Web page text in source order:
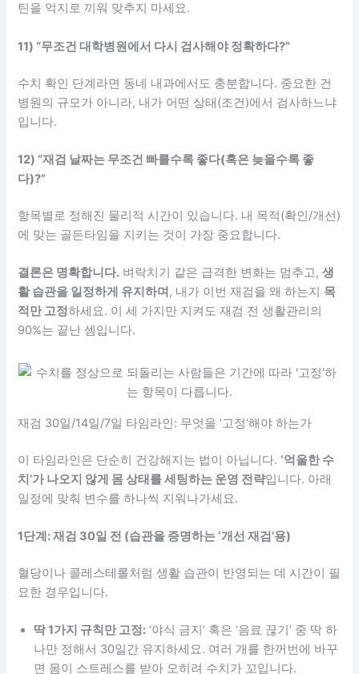
틴을 억지로 끼워 맞추지 마세요.
11) “무조건 대학병원에서 다시 검사해야 정확하다?”
수치 확인 단계라면 동네 내과에서도 충분합니다. 중요한 건
병원의 규모가 아니라, 내가 어떤 상태(조건)에서 검사하느냐
입니다.
12) “재검 날짜는 무조건 빠를수록 좋다(혹은 늦을수록 좋
다)?”
항목별로 정해진 물리적 시간이 있습니다. 내 목적(확인/개선)
에 맞는 골든타임을 지키는 것이 가장 중요합니다.
결론은 명확합니다. 벼락치기 같은 급격한 변화는 멈추고,생
활 습관을 일정하게 유지하며 , 내가 이번 재검을 왜 하는지 목
적만 고정하세요. 이 세 가지만 지켜도 재검 전 생활관리의
90%는 끝난 셈입니다.
재검 30일/14일/7일 타임라인: 무엇을 ‘고정’해야 하는가
이 타임라인은 단순히 건강해지는 법이 아닙니다. ‘억울한 수
치’가 나오지 않게 몸 상태를 세팅하는 운영 전략입니다. 아래
일정에 맞춰 변수를 하나씩 지워나가세요.
1단계: 재검 30일 전 (습관을 증명하는 ‘개선 재검’용)
혈당이나 콜레스테롤처럼 생활 습관이 반영되는 데 시간이 필
요한 경우입니다.
딱 1가지 규칙만 고정: ‘야식 금지’ 혹은 ‘음료 끊기’ 중 딱 하
나만 정해서 30일간 유지하세요. 여러 개를 한꺼번에 바꾸
면 몸이 스트레스를 받아 오히려 수치가 꼬입니다.